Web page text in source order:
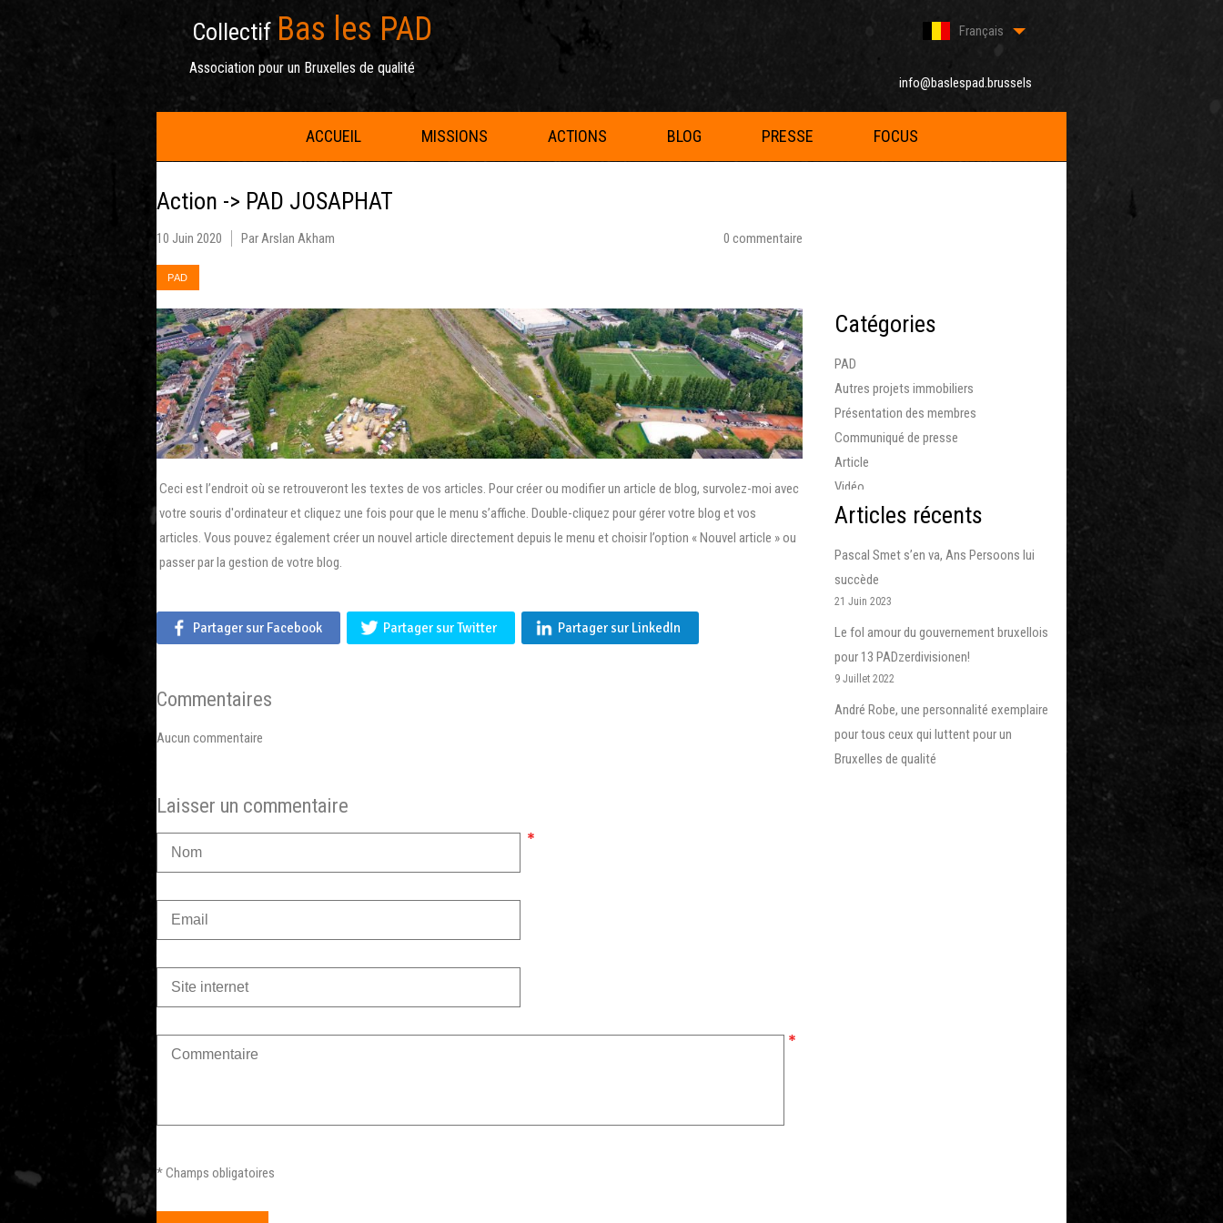
Collectif Bas les PAD
Association pour un Bruxelles de qualité
Français
info@baslespad.brussels
ACCUEIL MISSIONS ACTIONS BLOG PRESSE FOCUS
Action -> PAD JOSAPHAT
10 Juin 2020 Par Arslan Akham 0 commentaire
Ceci est l’endroit où se retrouveront les textes de vos articles. Pour créer ou modifier un article de blog, survolez-moi avec
votre souris d'ordinateur et cliquez une fois pour que le menu s’affiche. Double-cliquez pour gérer votre blog et vos
articles. Vous pouvez également créer un nouvel article directement depuis le menu et choisir l’option « Nouvel article » ou
passer par la gestion de votre blog.
Partager sur Facebook Partager sur Twitter Partager sur LinkedIn
Commentaires
Aucun commentaire
Laisser un commentaire
* Champs obligatoires
Catégories
PAD
Autres projets immobiliers
Présentation des membres
Communiqué de presse
Article
Vidéo
5G
Action!
Politique
Associations
Aménagement du territoire
Cobat
Articles récents
Pascal Smet s’en va, Ans Persoons lui
succède
21 Juin 2023
Le fol amour du gouvernement bruxellois
pour 13 PADzerdivisionen!
9 Juillet 2022
André Robe, une personnalité exemplaire
pour tous ceux qui luttent pour un
Bruxelles de qualité